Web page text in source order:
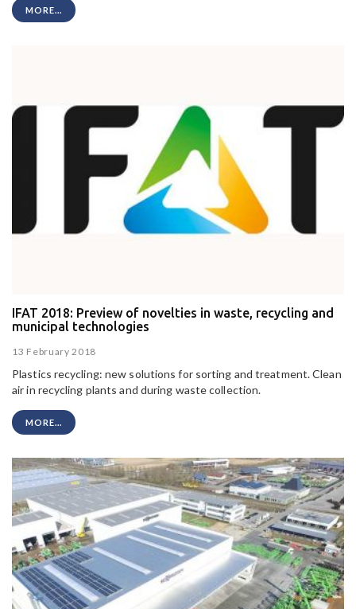
MORE...
IFAT 2018: Preview of novelties in waste, recycling and
municipal technologies
13 February 2018
Plastics recycling: new solutions for sorting and treatment. Clean
air in recycling plants and during waste collection.
MORE...